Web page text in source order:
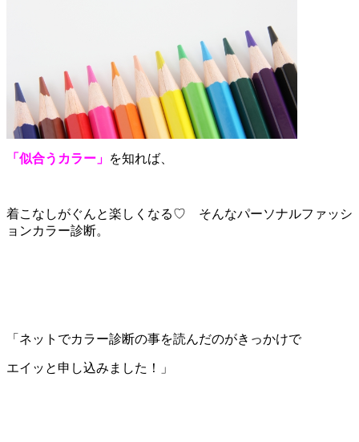
「似合うカラー」 を知れば、
着こなしがぐんと楽しくなる♡ そんなパーソナルファッシ
ョンカラー診断。
「ネットでカラー診断の事を読んだのがきっかけで
エイッと申し込みました！」